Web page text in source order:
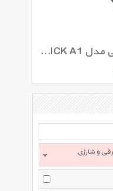
پیچ گوشتی شارژی شیائومی مدل WOWSTICK A1